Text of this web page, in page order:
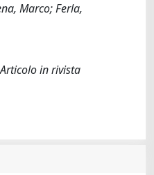
Marco; Ferla,
in rivista